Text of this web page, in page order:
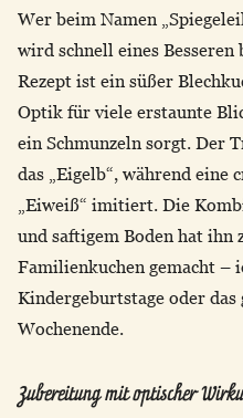
Wer beim Namen
wird schnell eines
Rezept ist ein süßer
Optik für viele erstaunte
ein Schmunzeln sorgt. Der
das „Eigelb“, während eine
„Eiweiß“ imitiert. Die
und saftigem Boden hat ihn
Familienkuchen gemacht –
Kindergeburtstage oder
Wochenende.
Zubereitung mit optischer